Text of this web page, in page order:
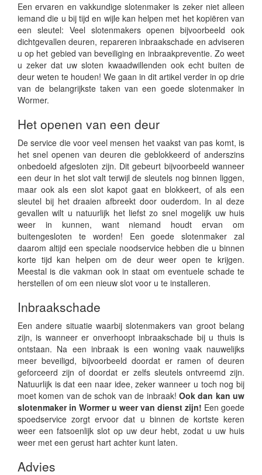
Een ervaren en vakkundige slotenmaker is zeker niet alleen
iemand die u bij tijd en wijle kan helpen met het kopiëren van
een sleutel: Veel slotenmakers openen bijvoorbeeld ook
dichtgevallen deuren, repareren inbraakschade en adviseren
u op het gebied van beveiliging en inbraakpreventie. Zo weet
u zeker dat uw sloten kwaadwillenden ook echt buiten de
deur weten te houden! We gaan in dit artikel verder in op drie
van de belangrijkste taken van een goede slotenmaker in
Wormer.
Het openen van een deur
De service die voor veel mensen het vaakst van pas komt, is
het snel openen van deuren die geblokkeerd of anderszins
onbedoeld afgesloten zijn. Dit gebeurt bijvoorbeeld wanneer
een deur in het slot valt terwijl de sleutels nog binnen liggen,
maar ook als een slot kapot gaat en blokkeert, of als een
sleutel bij het draaien afbreekt door ouderdom. In al deze
gevallen wilt u natuurlijk het liefst zo snel mogelijk uw huis
weer in kunnen, want niemand houdt ervan om
buitengesloten te worden! Een goede slotenmaker zal
daarom altijd een speciale noodservice hebben die u binnen
korte tijd kan helpen om de deur weer open te krijgen.
Meestal is die vakman ook in staat om eventuele schade te
herstellen of om een nieuw slot voor u te installeren.
Inbraakschade
Een andere situatie waarbij slotenmakers van groot belang
zijn, is wanneer er onverhoopt inbraakschade bij u thuis is
ontstaan. Na een inbraak is een woning vaak nauwelijks
meer beveiligd, bijvoorbeeld doordat er ramen of deuren
geforceerd zijn of doordat er zelfs sleutels ontvreemd zijn.
Natuurlijk is dat een naar idee, zeker wanneer u toch nog bij
moet komen van de schok van de inbraak! Ook dan kan uw
slotenmaker in Wormer u weer van dienst zijn! Een goede
spoedservice zorgt ervoor dat u binnen de kortste keren
weer een fatsoenlijk slot op uw deur hebt, zodat u uw huis
weer met een gerust hart achter kunt laten.
Advies